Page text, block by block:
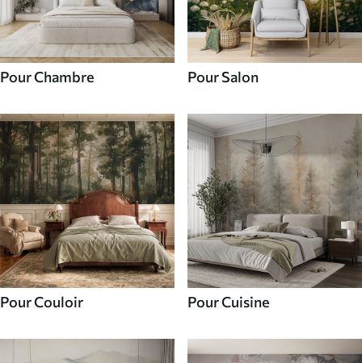
Pour Chambre Pour Salon
Pour Couloir Pour Cuisine